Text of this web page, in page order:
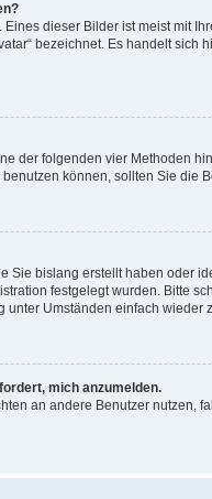
dieser Bilder ist meist mit
bezeichnet. Es handelt
der folgenden vier Methoden
können, sollten Sie die
Sie bislang erstellt haben oder
festgelegt wurden. Bitte
unter Umständen einfach wieder
mich anzumelden.
an andere Benutzer